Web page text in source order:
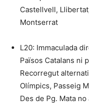
Castellvell,
Montserrat
L20: Immaculada
Països Catalans ni
Recorregut
Olímpics, Passeig
Des de Pg. Mata